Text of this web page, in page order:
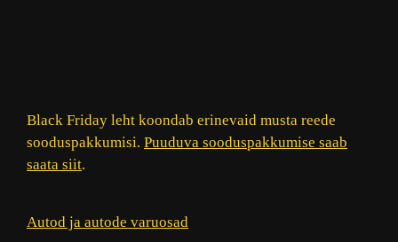
Black Friday leht koondab erinevaid musta reede
sooduspakkumisi. Puuduva sooduspakkumise saab
saata siit.
Autod ja autode varuosad